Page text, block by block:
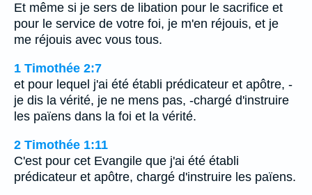
Et même si je sers de libation pour le sacrifice et
pour le service de votre foi, je m'en réjouis, et je
me réjouis avec vous tous.
1 Timothée 2:7
et pour lequel j'ai été établi prédicateur et apôtre, -
je dis la vérité, je ne mens pas, -chargé d'instruire
les païens dans la foi et la vérité.
2 Timothée 1:11
C'est pour cet Evangile que j'ai été établi
prédicateur et apôtre, chargé d'instruire les païens.